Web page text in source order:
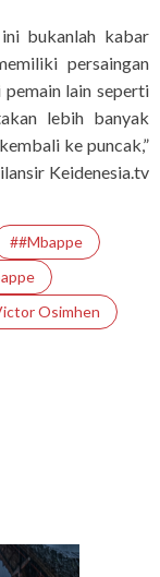
bukanlah kabar
persaingan
lain seperti
lebih banyak
ke puncak,”
Keidenesia.tv
##Mbappe
Osimhen